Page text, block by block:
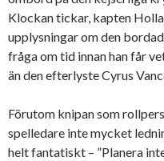
Klockan tickar, kapten
upplysningar om den
fråga om tid innan han får
än den efterlyste Cyrus
Förutom knipan som
spelledare inte mycket
helt fantatiskt – ”Planera